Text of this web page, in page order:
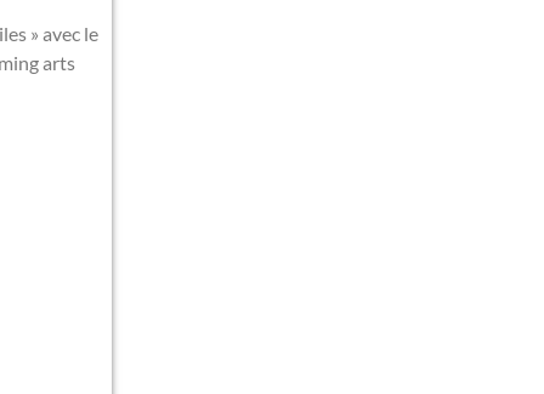
» avec le
arts